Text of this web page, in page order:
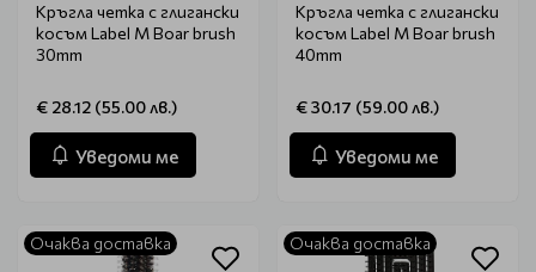
Кръгла четка с глигански
косъм Label M Boar brush
30mm
€ 28.12 (55.00 лв.)
Уведоми ме
Кръгла четка с глигански
косъм Label M Boar brush
40mm
€ 30.17 (59.00 лв.)
Уведоми ме
Очаква доставка Очаква доставка